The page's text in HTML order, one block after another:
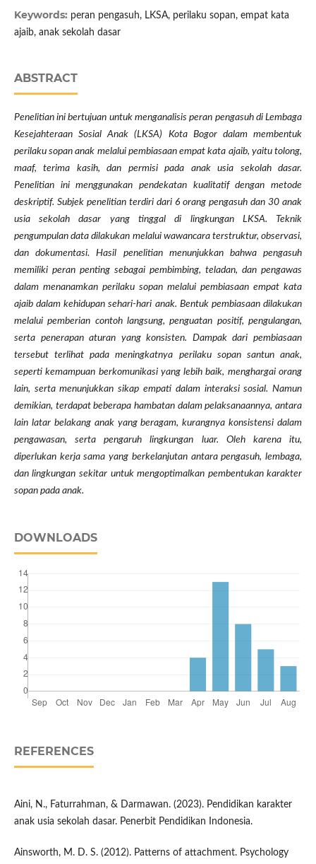
Keywords: peran pengasuh, LKSA, perilaku sopan, empat kata
ajaib, anak sekolah dasar
ABSTRACT
Penelitian ini bertujuan untuk menganalisis peran pengasuh di Lembaga
Kesejahteraan Sosial Anak (LKSA) Kota Bogor dalam membentuk
perilaku sopan anak melalui pembiasaan empat kata ajaib, yaitu tolong,
maaf, terima kasih, dan permisi pada anak usia sekolah dasar.
Penelitian ini menggunakan pendekatan kualitatif dengan metode
deskriptif. Subjek penelitian terdiri dari 6 orang pengasuh dan 30 anak
usia sekolah dasar yang tinggal di lingkungan LKSA. Teknik
pengumpulan data dilakukan melalui wawancara terstruktur, observasi,
dan dokumentasi. Hasil penelitian menunjukkan bahwa pengasuh
memiliki peran penting sebagai pembimbing, teladan, dan pengawas
dalam menanamkan perilaku sopan melalui pembiasaan empat kata
ajaib dalam kehidupan sehari-hari anak. Bentuk pembiasaan dilakukan
melalui pemberian contoh langsung, penguatan positif, pengulangan,
serta penerapan aturan yang konsisten. Dampak dari pembiasaan
tersebut terlihat pada meningkatnya perilaku sopan santun anak,
seperti kemampuan berkomunikasi yang lebih baik, menghargai orang
lain, serta menunjukkan sikap empati dalam interaksi sosial. Namun
demikian, terdapat beberapa hambatan dalam pelaksanaannya, antara
lain latar belakang anak yang beragam, kurangnya konsistensi dalam
pengawasan, serta pengaruh lingkungan luar. Oleh karena itu,
diperlukan kerja sama yang berkelanjutan antara pengasuh, lembaga,
dan lingkungan sekitar untuk mengoptimalkan pembentukan karakter
sopan pada anak.
DOWNLOADS
REFERENCES
Aini, N., Faturrahman, & Darmawan. (2023). Pendidikan karakter
anak usia sekolah dasar. Penerbit Pendidikan Indonesia.
Ainsworth, M. D. S. (2012). Patterns of attachment. Psychology